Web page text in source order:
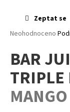
Průměrné
produktu
je
0,0
5
hvězdiček.
Neohodnoceno
BAR
TRIPLE
MANGO
Zeptat se
í
t
?